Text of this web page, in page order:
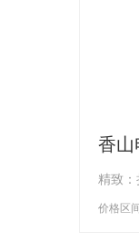
香山
精致
价格区